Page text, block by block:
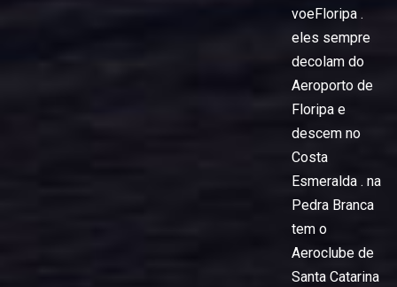
voeFloripa .
eles sempre
decolam do
Aeroporto de
Floripa e
descem no
Costa
Esmeralda . na
Pedra Branca
tem o
Aeroclube de
Santa Catarina